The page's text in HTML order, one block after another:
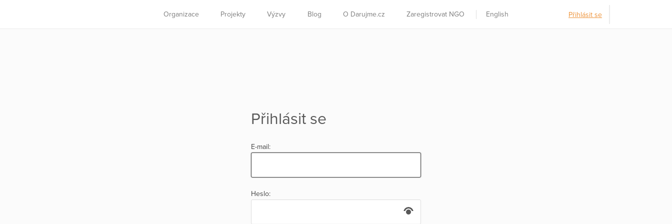
Organizace Projekty Výzvy Blog O Darujme.cz Zaregistrovat NGO English Přihlásit se
Přihlásit se
E-mail:
Heslo: